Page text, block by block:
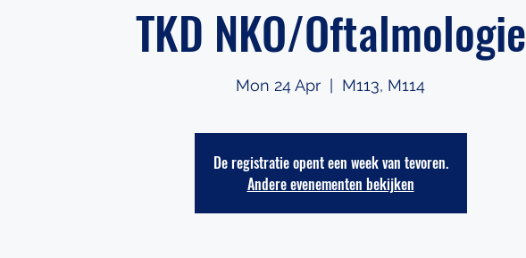
TKD NKO/Oftalmologie
Mon 24 Apr M113, M114
De registratie opent een week van tevoren.
Andere evenementen bekijken